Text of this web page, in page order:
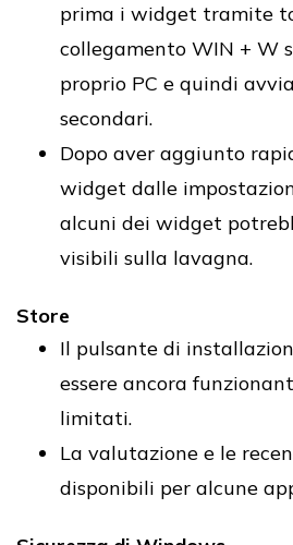
prima i widget tramite
collegamento WIN + W
proprio PC e quindi
secondari.
Dopo aver aggiunto
widget dalle
alcuni dei widget
visibili sulla lavagna.
Store
Il pulsante di
essere ancora
limitati.
La valutazione e le
disponibili per alcune